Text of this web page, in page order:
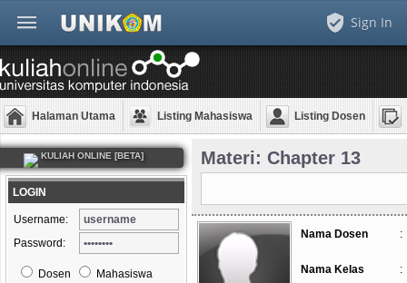
Sign In
Halaman Utama Listing Mahasiswa Listing Dosen
KULIAH ONLINE [BETA]
LOGIN
Username:
Password:
Dosen Mahasiswa
Materi: Chapter 13
Nama Dosen :
Nama Kelas :